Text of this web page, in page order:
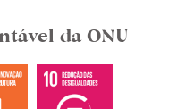
da ONU